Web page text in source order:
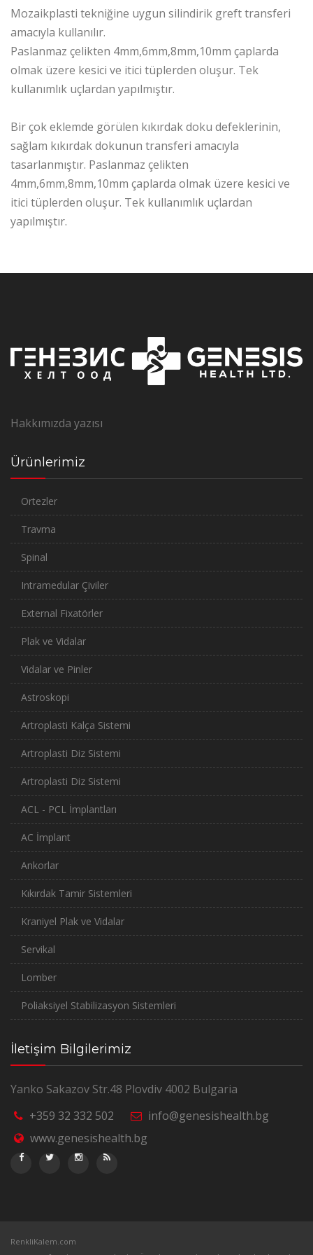
Mozaikplasti tekniğine uygun silindirik greft transferi
amacıyla kullanılır.
Paslanmaz çelikten 4mm,6mm,8mm,10mm çaplarda
olmak üzere kesici ve itici tüplerden oluşur. Tek
kullanımlık uçlardan yapılmıştır.
Bir çok eklemde görülen kıkırdak doku defeklerinin,
sağlam kıkırdak dokunun transferi amacıyla
tasarlanmıştır. Paslanmaz çelikten
4mm,6mm,8mm,10mm çaplarda olmak üzere kesici ve
itici tüplerden oluşur. Tek kullanımlık uçlardan
yapılmıştır.
Hakkımızda yazısı
Ürünlerimiz
Ortezler
Travma
Spinal
Intramedular Çiviler
External Fixatörler
Plak ve Vidalar
Vidalar ve Pinler
Astroskopi
Artroplasti Kalça Sistemi
Artroplasti Diz Sistemi
Artroplasti Diz Sistemi
ACL - PCL İmplantları
AC İmplant
Ankorlar
Kıkırdak Tamir Sistemleri
Kraniyel Plak ve Vidalar
Servikal
Lomber
Poliaksiyel Stabilizasyon Sistemleri
İletişim Bilgilerimiz
Yanko Sakazov Str.48 Plovdiv 4002 Bulgaria
+359 32 332 502
info@genesishealth.bg
www.genesishealth.bg
RenkliKalem.com